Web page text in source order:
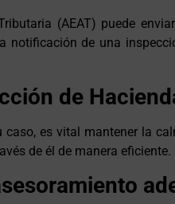
(AEAT) puede
de una
de
es vital mantener la
de él de manera eficiente.